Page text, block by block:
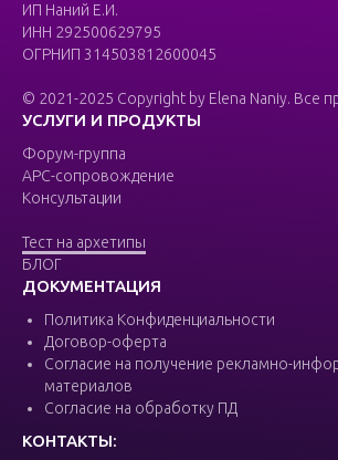
ИП Наний Е.И.
ИНН 292500629795
ОГРНИП 314503812600045
© 2021-2025 Copyright by Elena Naniy. Все
УСЛУГИ И ПРОДУКТЫ
Форум-группа
АРС-сопровождение
Консультации
Тест на архетипы
БЛОГ
ДОКУМЕНТАЦИЯ
Политика Конфиденциальности
Договор-оферта
Согласие на получение рекламно-
материалов
Согласие на обработку ПД
КОНТАКТЫ: